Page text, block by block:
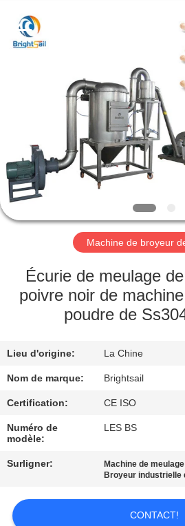
PRODUITS
VIDÉOS
AU
SUJET
NOUS
L'USINE
CONTRÔLE
DE
QUALITÉ
NOUS
Jiangyin
Brightsail
Machinery
Co.,Ltd..
Machine de broyeur
Écurie de meulage
poivre noir de
poudre de
Lieu d'origine: La Chine
Nom de marque: Brightsail
Certification: CE ISO
Numéro de
modèle:
LES BS
Surligner: Machine de
Broyeur industrielle
CONTACT!